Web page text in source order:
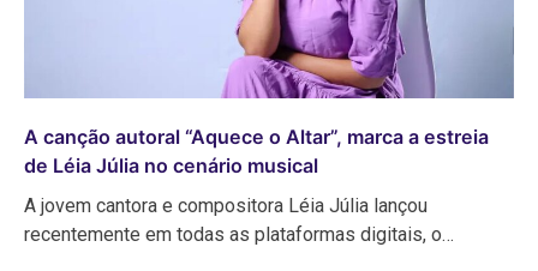
A canção autoral “Aquece o Altar”, marca a estreia
de Léia Júlia no cenário musical
A jovem cantora e compositora Léia Júlia lançou
recentemente em todas as plataformas digitais, o…